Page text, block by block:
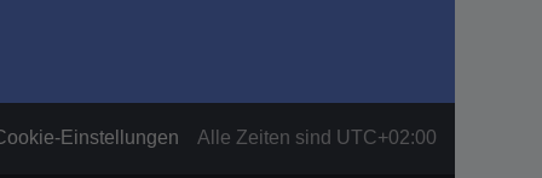
Alle Zeiten sind UTC+02:00
Einstellungen